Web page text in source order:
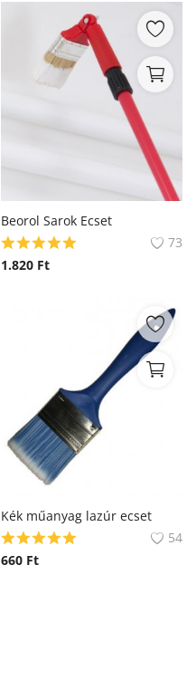
Beorol Sarok Ecset
73
1.820 Ft
Kék műanyag lazúr ecset
54
660 Ft